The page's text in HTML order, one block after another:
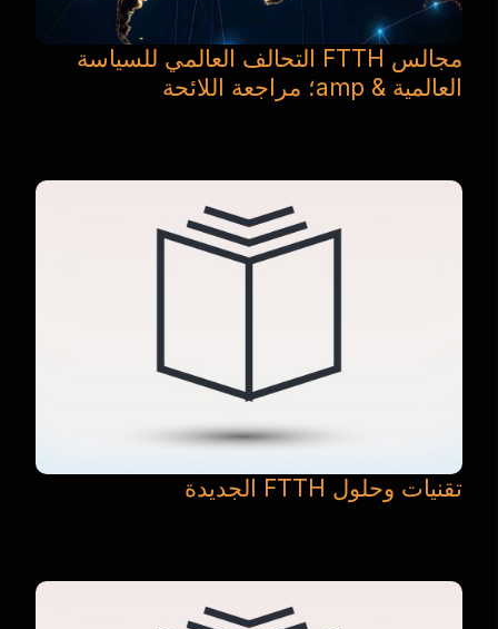
مجالس FTTH التحالف العالمي للسياسة
العالمية & amp؛ مراجعة اللائحة
تقنيات وحلول FTTH الجديدة